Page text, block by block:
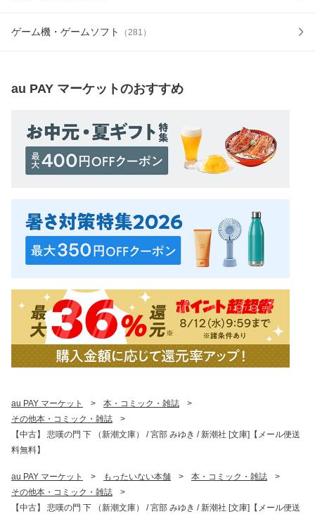
ゲーム機・ゲームソフト （281 ）
au PAY マーケットのおすすめ
au PAY マーケット > 本・コミック・雑誌
>
その他本・コミック・雑誌
>
【中古】 悲嘆の門 下 （新潮文庫） / 宮部 みゆき / 新潮社 [文庫]【メール便送
料無料】
au PAY マーケット > もったいない本舗 > 本・コミック・雑誌
>
その他本・コミック・雑誌
>
【中古】 悲嘆の門 下 （新潮文庫） / 宮部 みゆき / 新潮社 [文庫]【メール便送